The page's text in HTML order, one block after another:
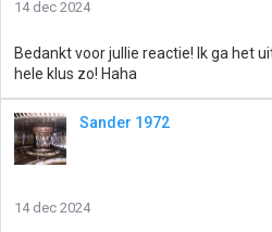
14 dec 2024
Bedankt voor jullie reactie! Ik ga het
hele klus zo! Haha
Sander 1972
14 dec 2024